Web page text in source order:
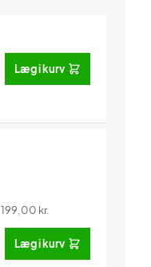
Læg i kurv
199,00 kr.
Læg i kurv